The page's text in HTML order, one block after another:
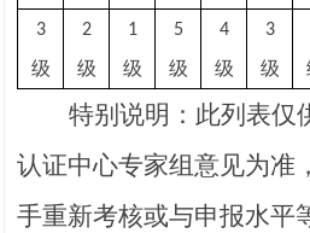
3
级
2
级
1
级
5
级
4
级
3
级
特别说明：此列表仅
认证中心专家组意见为准
手重新考核或与申报水平